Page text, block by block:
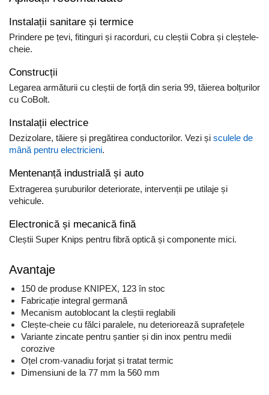
Instalații sanitare și termice
Prindere pe țevi, fitinguri și racorduri, cu cleștii Cobra și cleștele-
cheie.
Construcții
Legarea armăturii cu cleștii de forță din seria 99, tăierea bolțurilor
cu CoBolt.
Instalații electrice
Dezizolare, tăiere și pregătirea conductorilor. Vezi și sculele de
mână pentru electricieni.
Mentenanță industrială și auto
Extragerea șuruburilor deteriorate, intervenții pe utilaje și
vehicule.
Electronică și mecanică fină
Cleștii Super Knips pentru fibră optică și componente mici.
Avantaje
150 de produse KNIPEX, 123 în stoc
Fabricație integral germană
Mecanism autoblocant la cleștii reglabili
Clește-cheie cu fălci paralele, nu deteriorează suprafețele
Variante zincate pentru șantier și din inox pentru medii
corozive
Oțel crom-vanadiu forjat și tratat termic
Dimensiuni de la 77 mm la 560 mm